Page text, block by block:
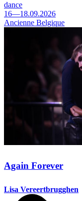
dance
16—18.09.2026
Ancienne Belgique
Again Forever
Lisa Vereertbrugghen